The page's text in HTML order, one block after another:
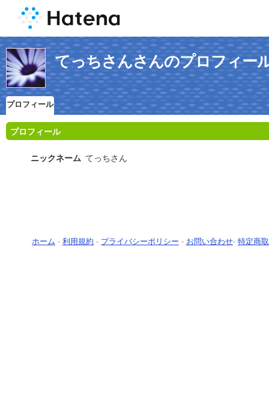
てっちさんさんのプロフィー
プロフィール
プロフィール
ニックネーム てっちさん
ホーム - 利用規約 - プライバシーポリシー - お問い合わせ- 特定商